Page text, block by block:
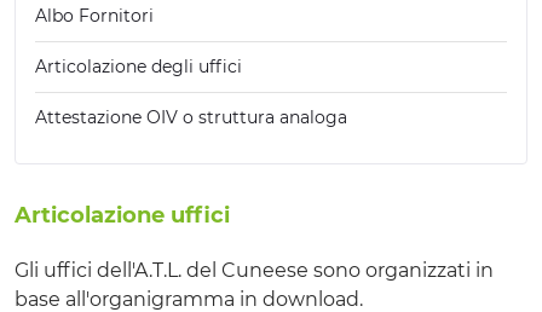
Albo Fornitori
Articolazione degli uffici
Attestazione OIV o struttura analoga
Articolazione uffici
Gli uffici dell'A.T.L. del Cuneese sono organizzati in
base all'organigramma in download.